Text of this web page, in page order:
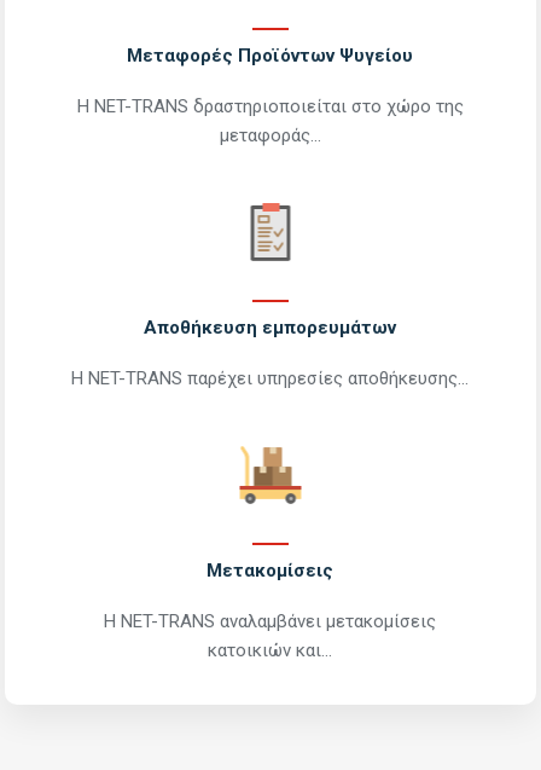
Μεταφορές Προϊόντων Ψυγείου
Η NET-TRANS δραστηριοποιείται στο χώρο της
μεταφοράς...
Αποθήκευση εμπορευμάτων
Η NET-TRANS παρέχει υπηρεσίες αποθήκευσης...
Μετακομίσεις
Η NET-TRANS αναλαμβάνει μετακομίσεις
κατοικιών και...